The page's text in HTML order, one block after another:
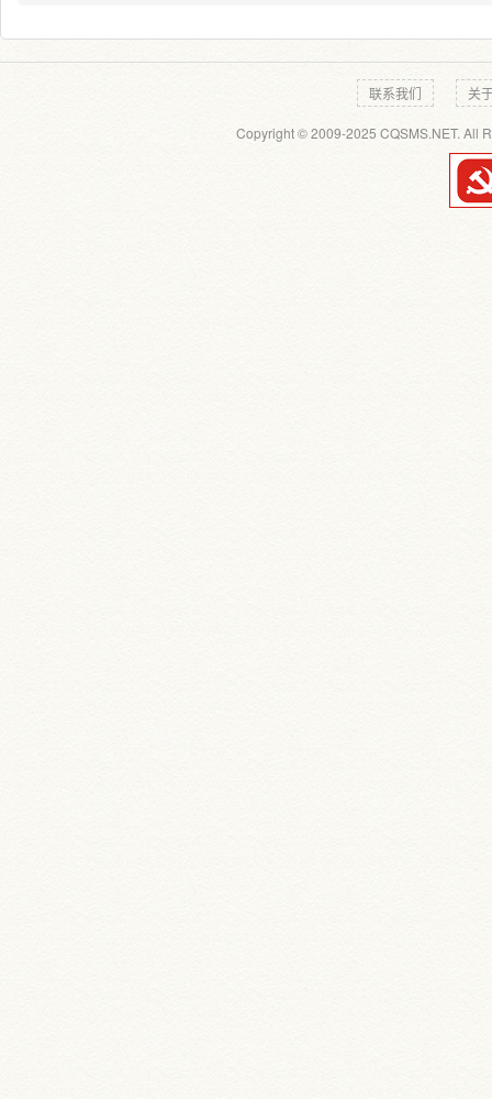
联系我们 关
Copyright © 2009-2025 CQSMS.NET. All